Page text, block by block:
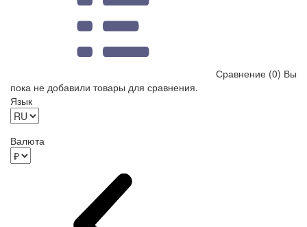
Сравнение (0) Вы
пока не добавили товары для сравнения.
Язык
Валюта